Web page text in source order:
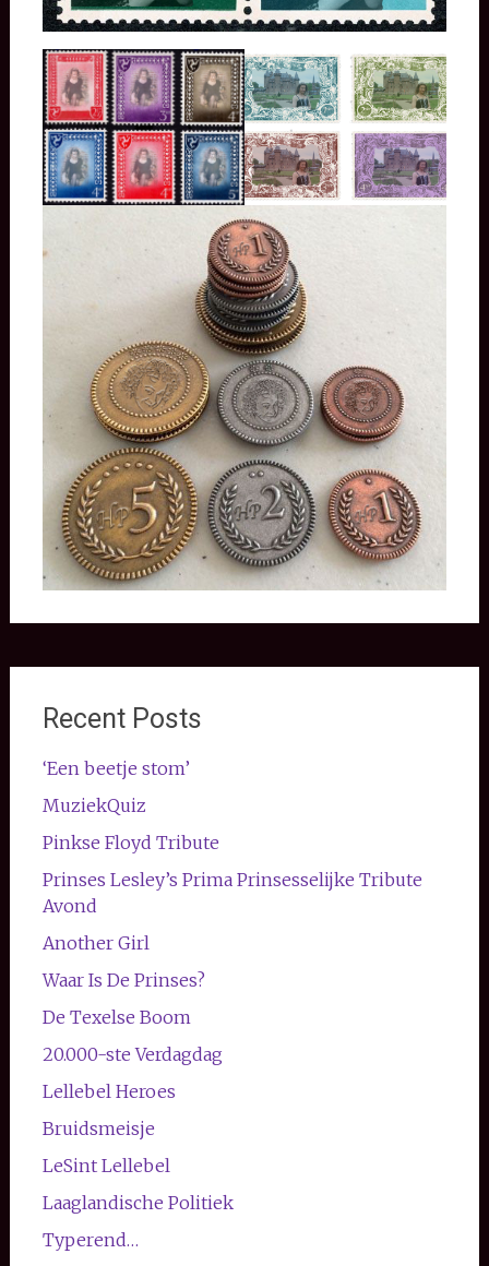
Recent Posts
‘Een beetje stom’
MuziekQuiz
Pinkse Floyd Tribute
Prinses Lesley’s Prima Prinsesselijke Tribute
Avond
Another Girl
Waar Is De Prinses?
De Texelse Boom
20.000-ste Verdagdag
Lellebel Heroes
Bruidsmeisje
LeSint Lellebel
Laaglandische Politiek
Typerend…